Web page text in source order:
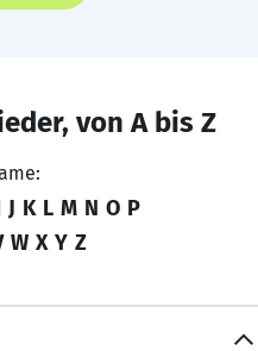
von A bis Z
J K L M N O P
W X Y Z